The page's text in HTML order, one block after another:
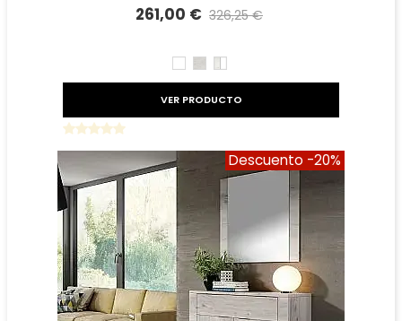
261,00 € 326,25 €
BLANCO
TIBETTIBET
VER PRODUCTO
Descuento -20%